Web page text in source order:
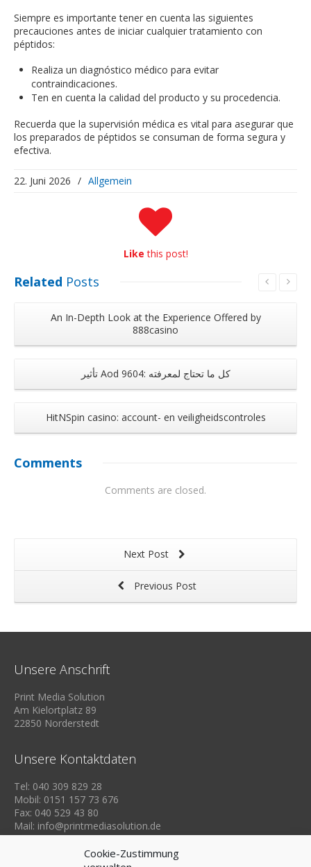
Cookie-Zustimmung
Siempre es importante tener en cuenta las siguientes
precauciones antes de iniciar cualquier tratamiento con
péptidos:
Realiza un diagnóstico médico para evitar
contraindicaciones.
Ten en cuenta la calidad del producto y su procedencia.
Recuerda que la supervisión médica es vital para asegurar que
los preparados de péptidos se consuman de forma segura y
efectiva.
22. Juni 2026 / Allgemein
Like this post!
Related Posts
An In-Depth Look at the Experience Offered by
888casino
تأثير Aod 9604: كل ما تحتاج لمعرفته
HitNSpin casino: account- en veiligheidscontroles
Comments
Comments are closed.
Next Post
Previous Post
Unsere Anschrift
Print Media Solution
Am Kielortplatz 89
22850 Norderstedt
Unsere Kontaktdaten
Tel: 040 309 829 28
Mobil: 0151 157 73 676
Fax: 040 529 43 80
Mail: info@printmediasolution.de